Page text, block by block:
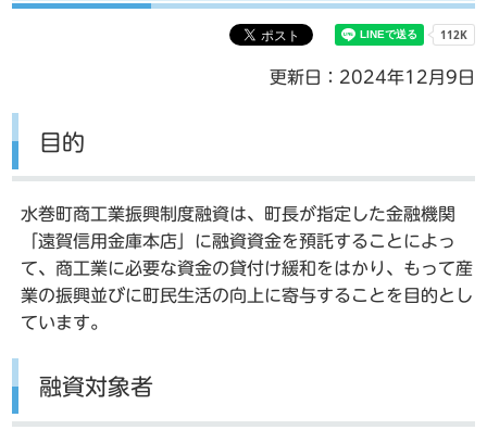
更新日：2024年12月9日
目的
水巻町商工業振興制度融資は、町長が指定した金融機関
「遠賀信用金庫本店」に融資資金を預託することによっ
て、商工業に必要な資金の貸付け緩和をはかり、もって産
業の振興並びに町民生活の向上に寄与することを目的とし
ています。
融資対象者